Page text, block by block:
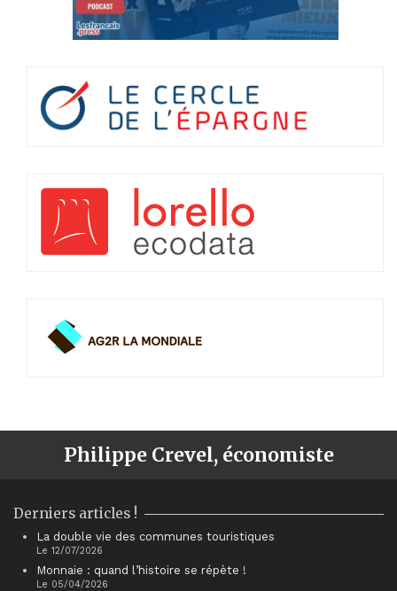
Philippe Crevel, économiste
Derniers articles !
La double vie des communes touristiques
Le 12/07/2026
Monnaie : quand l’histoire se répète !
Le 05/04/2026